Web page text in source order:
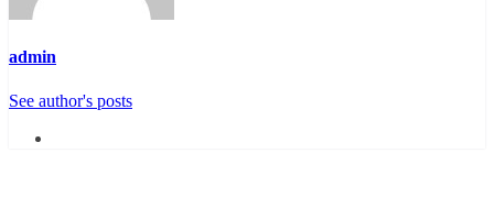
admin
See author's posts